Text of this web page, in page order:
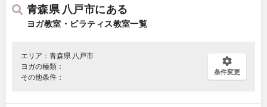
青森県 八戸市にある
ヨガ教室・ピラティス教室一覧
エリア：青森県 八戸市
ヨガの種類：
その他条件：
条件変更